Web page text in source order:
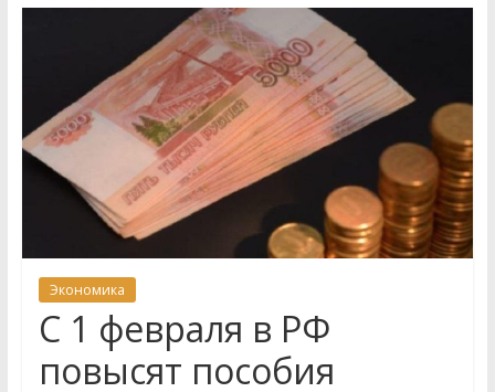
Экономика
С 1 февраля в РФ
повысят пособия